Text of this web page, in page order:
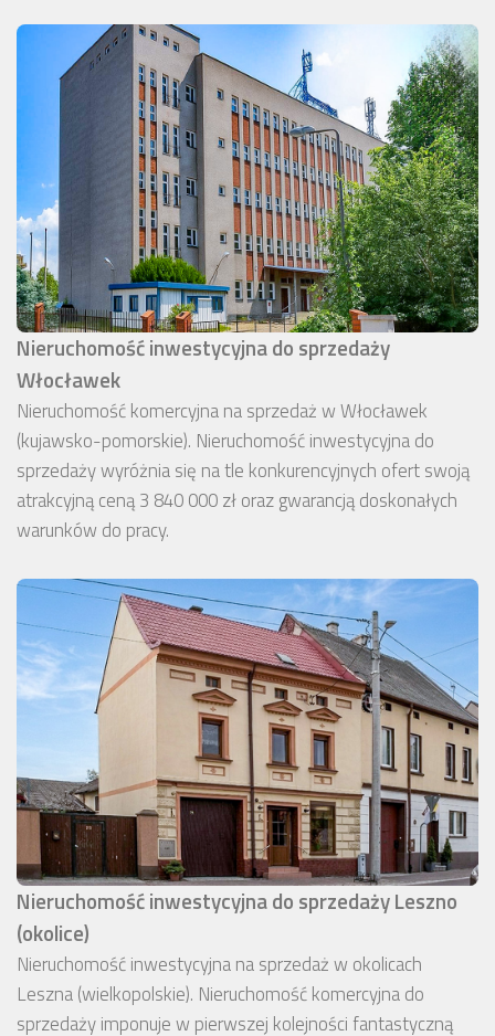
Nieruchomość inwestycyjna do sprzedaży
Włocławek
Nieruchomość komercyjna na sprzedaż w Włocławek
(kujawsko-pomorskie). Nieruchomość inwestycyjna do
sprzedaży wyróżnia się na tle konkurencyjnych ofert swoją
atrakcyjną ceną 3 840 000 zł oraz gwarancją doskonałych
warunków do pracy.
Nieruchomość inwestycyjna do sprzedaży Leszno
(okolice)
Nieruchomość inwestycyjna na sprzedaż w okolicach
Leszna (wielkopolskie). Nieruchomość komercyjna do
sprzedaży imponuje w pierwszej kolejności fantastyczną